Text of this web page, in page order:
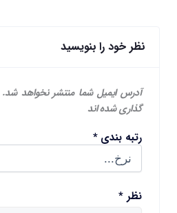
نظر خود را بنویسید
آدرس ایمیل شما منتشر نخواهد شد.
گذاری شده اند
رتبه بندی*
نظر *